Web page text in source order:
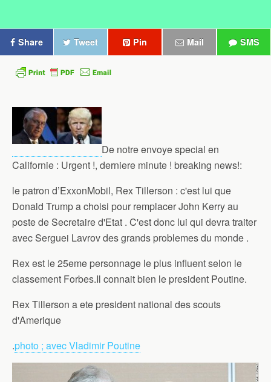
Share Tweet Pin Mail SMS
De notre envoye special en
Californie : Urgent !, derniere minute ! breaking news!:
le patron d’ExxonMobil, Rex Tillerson : c'est lui que
Donald Trump a choisi pour remplacer John Kerry au
poste de Secretaire d'Etat . C'est donc lui qui devra traiter
avec Serguei Lavrov des grands problemes du monde .
Rex est le 25eme personnage le plus influent selon le
classement Forbes.Il connait bien le president Poutine.
Rex Tillerson a ete president national des scouts
d'Amerique
.photo ; avec Vladimir Poutine